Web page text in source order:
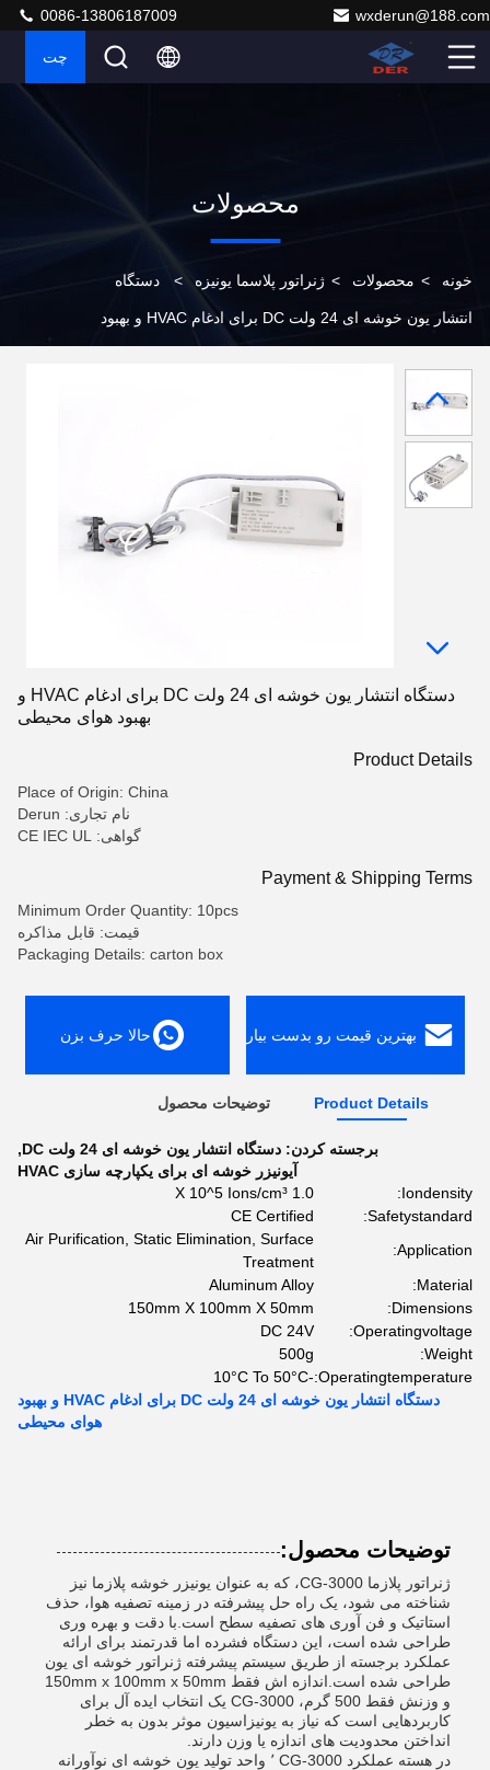
wxderun@188.com
0086-13806187009
چت
محصولات
خونه > محصولات > ژنراتور پلاسما یونیزه > دستگاه
انتشار یون خوشه ای 24 ولت DC برای ادغام HVAC و بهبود
دستگاه انتشار یون خوشه ای 24 ولت DC برای ادغام HVAC و
بهبود هوای محیطی
Product Details
Place of Origin: China
نام تجاری: Derun
گواهی: CE IEC UL
Payment & Shipping Terms
Minimum Order Quantity: 10pcs
قیمت: قابل مذاکره
Packaging Details: carton box
بهترین قیمت رو بدست بیار حالا حرف بزن
Product Details توضیحات محصول
برجسته کردن: دستگاه انتشار یون خوشه ای 24 ولت DC
,
آیونیزر خوشه ای برای یکپارچه سازی HVAC
Iondensity:
1.0 X 10^5 Ions/cm³
Safetystandard:
CE Certified
Application:
Air Purification, Static Elimination, Surface
Treatment
Material:
Aluminum Alloy
Dimensions:
150mm X 100mm X 50mm
Operatingvoltage:
DC 24V
Weight:
500g
Operatingtemperature:
-10°C To 50°C
دستگاه انتشار یون خوشه ای 24 ولت DC برای ادغام HVAC و بهبود
هوای محیطی
توضیحات محصول:
ژنراتور پلازما CG-3000، که به عنوان یونیزر خوشه پلازما نیز
شناخته می شود، یک راه حل پیشرفته در زمینه تصفیه هوا، حذف
استاتیک و فن آوری های تصفیه سطح است.با دقت و بهره وری
طراحی شده است، این دستگاه فشرده اما قدرتمند برای ارائه
عملکرد برجسته از طریق سیستم پیشرفته ژنراتور خوشه ای یون
طراحی شده است.اندازه اش فقط 150mm x 100mm x 50mm
و وزنش فقط 500 گرم، CG-3000 یک انتخاب ایده آل برای
کاربردهایی است که نیاز به یونیزاسیون موثر بدون به خطر
انداختن محدودیت های اندازه یا وزن دارند.
در هسته عملکرد CG-3000 ٬ واحد تولید یون خوشه ای نوآورانه